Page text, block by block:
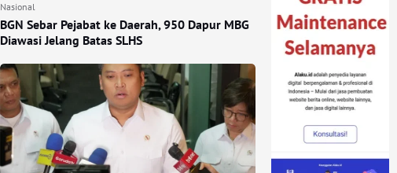
Nasional
BGN Sebar Pejabat ke Daerah, 950 Dapur MBG
Diawasi Jelang Batas SLHS